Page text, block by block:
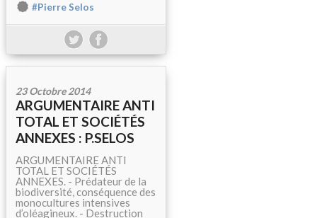
#Pierre Selos
23 Octobre 2014
ARGUMENTAIRE ANTI
TOTAL ET SOCIÉTÉS
ANNEXES : P.SELOS
ARGUMENTAIRE ANTI
TOTAL ET SOCIÉTÉS
ANNEXES. - Prédateur de la
biodiversité, conséquence des
monocultures intensives
d’oléagineux. - Destruction